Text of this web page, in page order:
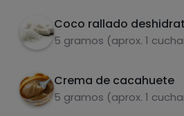
Coco rallado
5 gramos (aprox. 1
Crema de cacahuete
5 gramos (aprox. 1
3 Congelar durante 30
4 Sacar y disfrutar.
Carbohidratos